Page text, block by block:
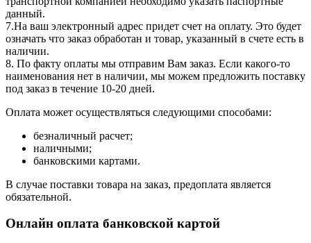
данный.
7.На ваш электронный адрес придет счет на оплату. Это будет
означать что заказ обработан и товар, указанный в счете есть в
наличии.
8. По факту оплаты мы отправим Вам заказ. Если какого-то
наименования нет в наличии, мы можем предложить поставку
под заказ в течение 10-20 дней.
Оплата может осуществляться следующими способами:
безналичный расчет;
наличными;
банковскими картами.
В случае поставки товара на заказ, предоплата является
обязательной.
Онлайн оплата банковской картой